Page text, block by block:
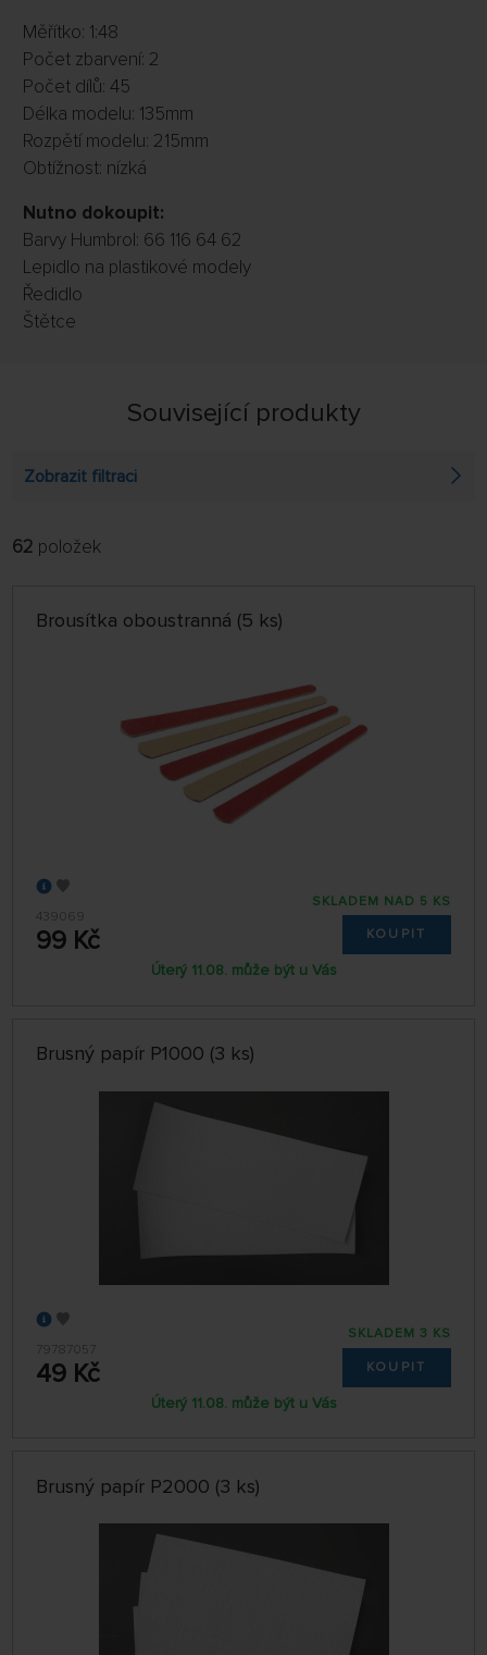
Měřítko: 1:48
Počet zbarvení: 2
Počet dílů: 45
Délka modelu: 135mm
Rozpětí modelu: 215mm
Obtížnost: nízká
Nutno dokoupit:
Barvy Humbrol: 66 116 64 62
Lepidlo na plastikové modely
Ředidlo
Štětce
Související produkty
Zobrazit filtraci
FILTROVAT:
64 NA STRÁNCE
62 položek
Brousítka oboustranná (5 ks)
439069
99 Kč
SKLADEM NAD 5 KS
KOUPIT
Úterý 11.08. může být u Vás
Brusný papír P1000 (3 ks)
79787057
49 Kč
SKLADEM 3 KS
KOUPIT
Úterý 11.08. může být u Vás
Brusný papír P2000 (3 ks)